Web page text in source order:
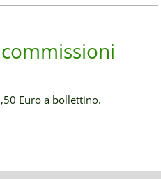
Euro a bollettino.